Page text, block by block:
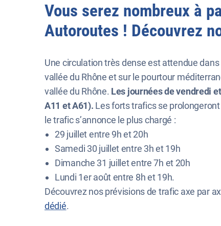
Vous serez nombreux à
Autoroutes ! Découvrez
Une circulation très dense est attendue
vallée du Rhône et sur le pourtour
vallée du Rhône. Les journées de vendredi
A11 et A61). Les forts trafics se
le trafic s’annonce le plus chargé :
29 juillet entre 9h et 20h
Samedi 30 juillet entre 3h et 19h
Dimanche 31 juillet entre 7h et 20h
Lundi 1er août entre 8h et 19h.
Découvrez nos prévisions de trafic axe par
dédié.